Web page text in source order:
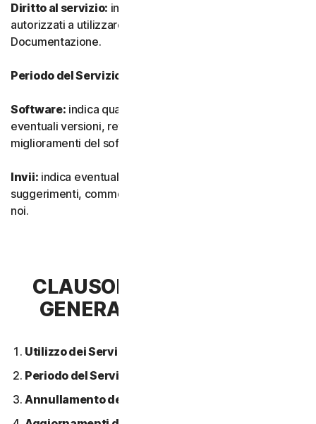
Diritto al servizio: indica il numero e il tipo di Dispositivi
autorizzati a utilizzare il Software, come specificato nella
Documentazione.
Periodo del Servizio:
Software: indica qualsiasi nostro software, inclusi
eventuali versioni, revisioni, aggiornamenti o
miglioramenti del software.
Invii: indica eventuali feedback, recensioni,
suggerimenti, commenti o idee relativi ai Servizi inviati a
noi.
CLAUSOLA 2 - CONDIZIONI
GENERALI DEL SERVIZIO
Utilizzo dei Servizi.
Periodo del Servizio.
Annullamento del Servizio.